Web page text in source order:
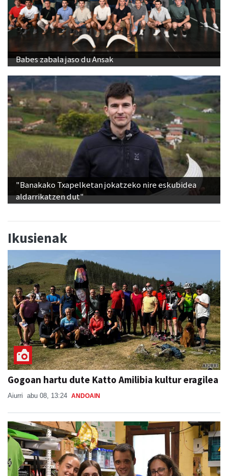
Babes zabala jaso du Ansak
"Banakako Txapelketan jokatzeko nire eskubidea
aldarrikatzen dut"
Gogoan hartu dute Katto Amilibia kultur eragilea